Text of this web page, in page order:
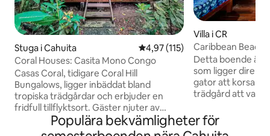
Stuga i Cahuita 4,97 av 5 i genomsnittligt
4,97 (115)
Coral Houses: Casita Mono Congo
Casas Coral, tidigare Coral Hill
Bungalows, ligger inbäddat bland
tropiska trädgårdar och erbjuder en
fridfull tillflyktsort. Gäster njuter av
ljudet av djurlivet som kopplar av på sin
privata terrass. Var och en av tre casitas
Villa i CR
Caribbean
w/AC
Detta boende är
som ligger direkt
gator att
trädgård att
du kommer att
havsbrisar och
Populära bekvämligheter för